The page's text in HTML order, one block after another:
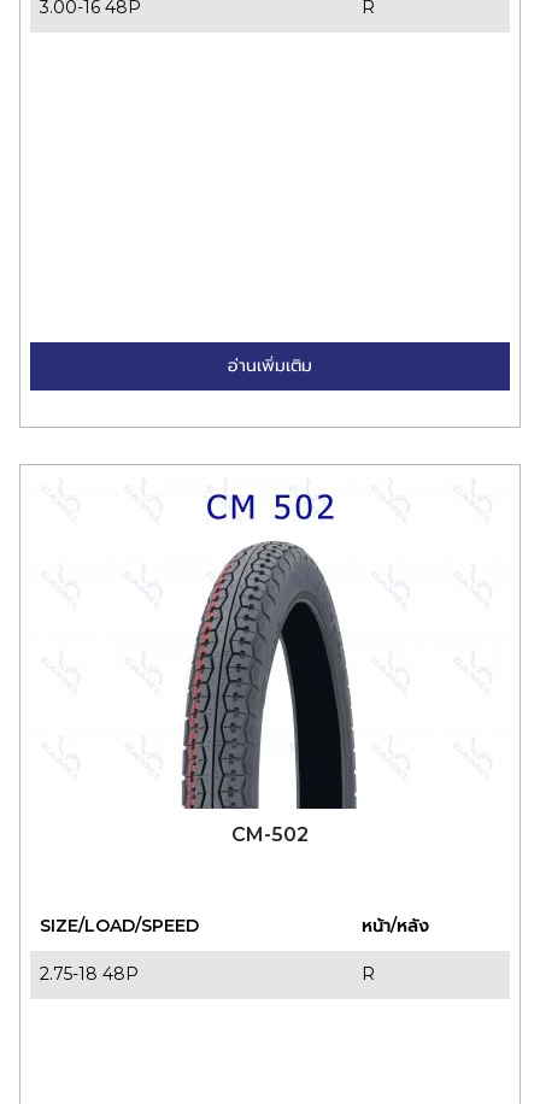
3.00-16 48P
R
อ่านเพิ่มเติม
CM-502
SIZE/LOAD/SPEED
หน้า/หลัง
2.75-18 48P
R